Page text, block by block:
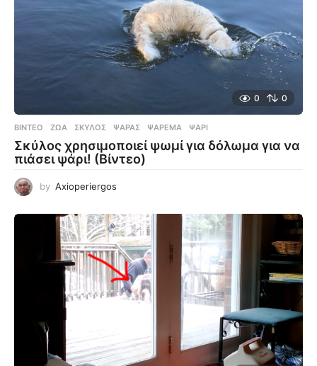
0 0
ΒΊΝΤΕΟ ΖΏΑ ,ΣΚΎΛΟΣ ,ΨΑΡΆΣ ,ΨΆΡΕΜΑ ,ΨΆΡΙ
Σκύλος χρησιμοποιεί ψωμί για δόλωμα για να
πιάσει ψάρι! (Βίντεο)
by Axioperiergos